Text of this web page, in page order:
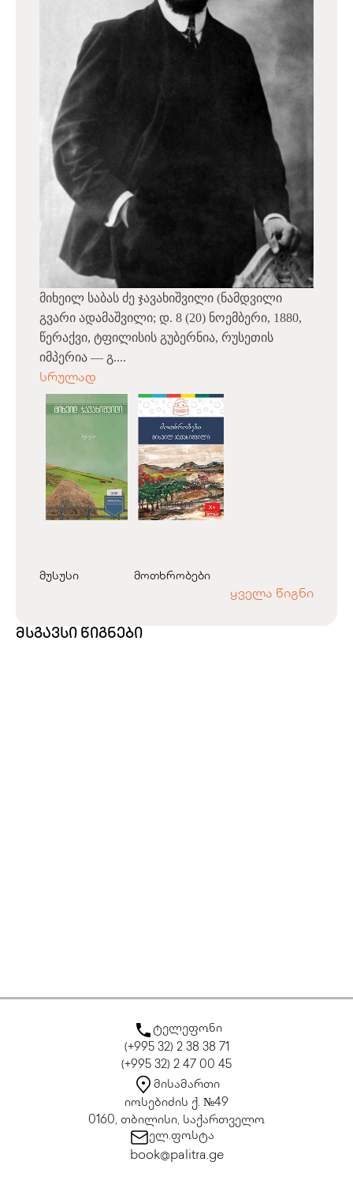
მიხეილ საბას ძე ჯავახიშვილი (ნამდვილი
გვარი ადამაშვილი; დ. 8 (20) ნოემბერი, 1880,
წერაქვი, ტფილისის გუბერნია, რუსეთის
იმპერია — გ....
სრულად
მუსუსი მოთხრობები
ყველა წიგნი
მსგავსი წიგნები
ტელეფონი
(+995 32) 2 38 38 71
(+995 32) 2 47 00 45
მისამართი
იოსებიძის ქ. №49
0160, თბილისი, საქართველო
ელ.ფოსტა
book@palitra.ge